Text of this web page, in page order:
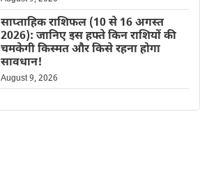
साप्ताहिक राशिफल (10 से 16 अगस्त
2026): जानिए इस हफ्ते किन राशियों की
चमकेगी किस्मत और किसे रहना होगा
सावधान!
August 9, 2026